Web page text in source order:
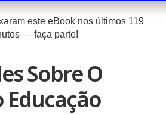
este eBook nos últimos 119
— faça parte!
Sobre O